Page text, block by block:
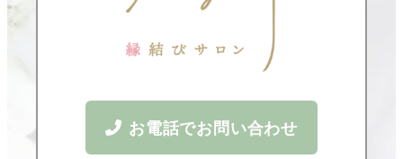
お電話でお問い合わせ